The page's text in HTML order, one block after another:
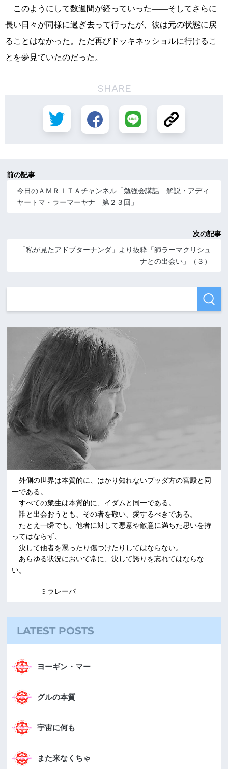
このようにして数週間が経っていった――そしてさらに
長い日々が同様に過ぎ去って行ったが、彼は元の状態に戻
ることはなかった。ただ再びドッキネッショルに行けるこ
とを夢見ていたのだった。
SHARE
前の記事
今日のＡＭＲＩＴＡチャンネル「勉強会講話 解説・アディ
ヤートマ・ラーマーヤナ 第２３回」
次の記事
「私が見たアドブターナンダ」より抜粋「師ラーマクリシュ
ナとの出会い」（３）
外側の世界は本質的に、はかり知れないブッダ方の宮殿と同
一である。
すべての衆生は本質的に、イダムと同一である。
誰と出会おうとも、その者を敬い、愛するべきである。
たとえ一瞬でも、他者に対して悪意や敵意に満ちた思いを持
ってはならず、
決して他者を罵ったり傷つけたりしてはならない。
あらゆる状況において常に、決して誇りを忘れてはならな
い。
――ミラレーパ
LATEST POSTS
ヨーギン・マー
グルの本質
宇宙に何も
また来なくちゃ